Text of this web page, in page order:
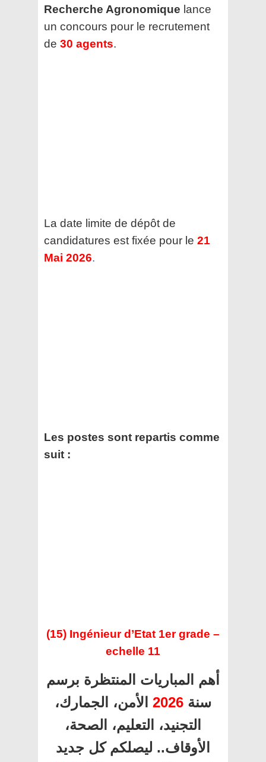
Recherche Agronomique lance
un concours pour le recrutement
de 30 agents.
La date limite de dépôt de
candidatures est fixée pour le 21
Mai 2026.
Les postes sont repartis comme
suit :
(15) Ingénieur d’Etat 1er grade –
echelle 11
أهم المباريات المنتظرة برسم
سنة 2026 الأمن، الجمارك،
التجنيد، التعليم، الصحة،
الأوقاف.. ليصلكم كل جديد